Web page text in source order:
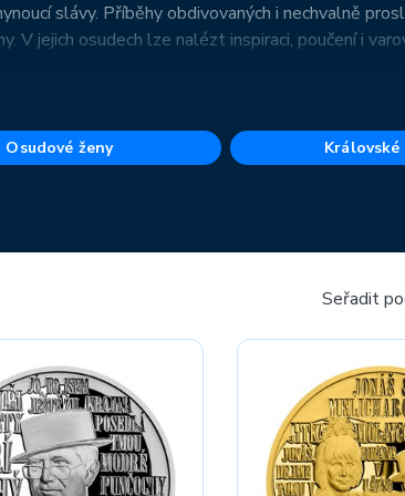
slávy. Příběhy obdivovaných i nechvalně
V jejich osudech lze nalézt inspiraci, poučení i
Osudové ženy Královské
Seřadit